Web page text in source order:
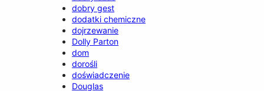
dobry gest
dodatki chemiczne
dojrzewanie
Dolly Parton
dom
dorośli
doświadczenie
Douglas